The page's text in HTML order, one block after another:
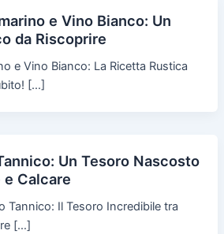
e Vino Bianco: Un
da Riscoprire
e Vino Bianco: La Ricetta Rustica
[…]
Un Tesoro Nascosto
e Calcare
Tannico: Il Tesoro Incredibile tra
[…]